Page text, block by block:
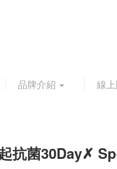
品牌介紹 線
抗菌30Day✗